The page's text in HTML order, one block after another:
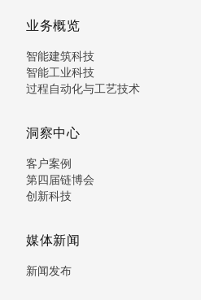
业务概览
智能建筑科技
智能工业科技
过程自动化与工艺技术
洞察中心
客户案例
第四届链博会
创新科技
媒体新闻
新闻发布